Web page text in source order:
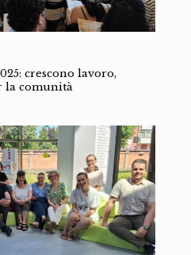
crescono lavoro,
la comunità